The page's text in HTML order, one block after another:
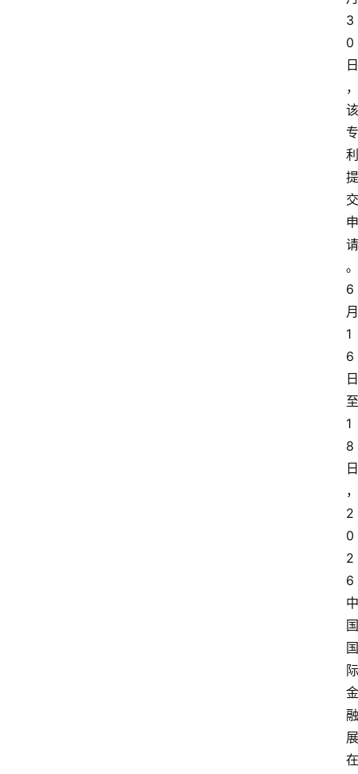
3
0
日
，
该
专
利
提
交
申
请
。
6
月
1
6
日
至
1
8
日
，
2
0
2
6
中
国
国
际
金
融
展
在